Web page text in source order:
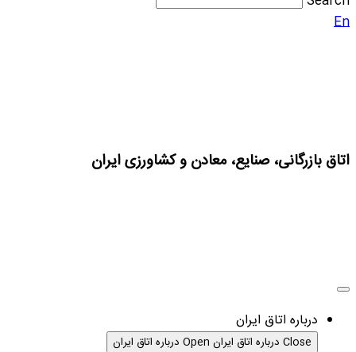
En
اتاق بازرگانی، صنایع، معادن و کشاورزی ایران
درباره اتاق ایران
Close درباره اتاق ایران Open درباره اتاق ایران